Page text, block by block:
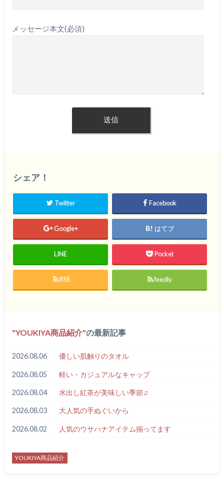
メッセージ本文(必須)
シェア！
Twitter Facebook
Google+ はてブ
LINE Pocket
RSS feedly
YOUKIYA商品紹介 の最新記事
2026.08.06 優しい肌触りのタオル
2026.08.05 軽い・カジュアルなキャップ
2026.08.04 水出し紅茶が美味しい季節♫
2026.08.03 大人気の手ぬぐいから
2026.08.02 人気のウサハナアイテム揃ってます
YOUKIYA商品紹介